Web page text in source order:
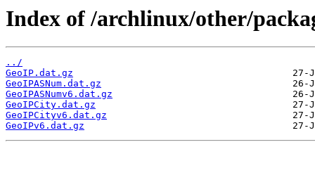
Index of /archlinux/other/
../
GeoIP.dat.gz
GeoIPASNum.dat.gz
GeoIPASNumv6.dat.gz
GeoIPCity.dat.gz
GeoIPCityv6.dat.gz
GeoIPv6.dat.gz